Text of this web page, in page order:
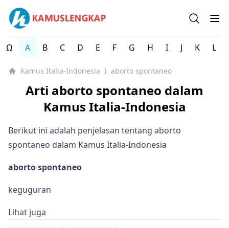
Kamus Lengkap Italia-Indonesia - Kamus Bahasa Italia
Open
Ω A B C D E F G H I J K L
Kamus Italia-Indonesia ⟩ aborto spontaneo
Arti aborto spontaneo dalam
Kamus Italia-Indonesia
Berikut ini adalah penjelasan tentang aborto
spontaneo dalam Kamus Italia-Indonesia
aborto spontaneo
keguguran
Lihat juga